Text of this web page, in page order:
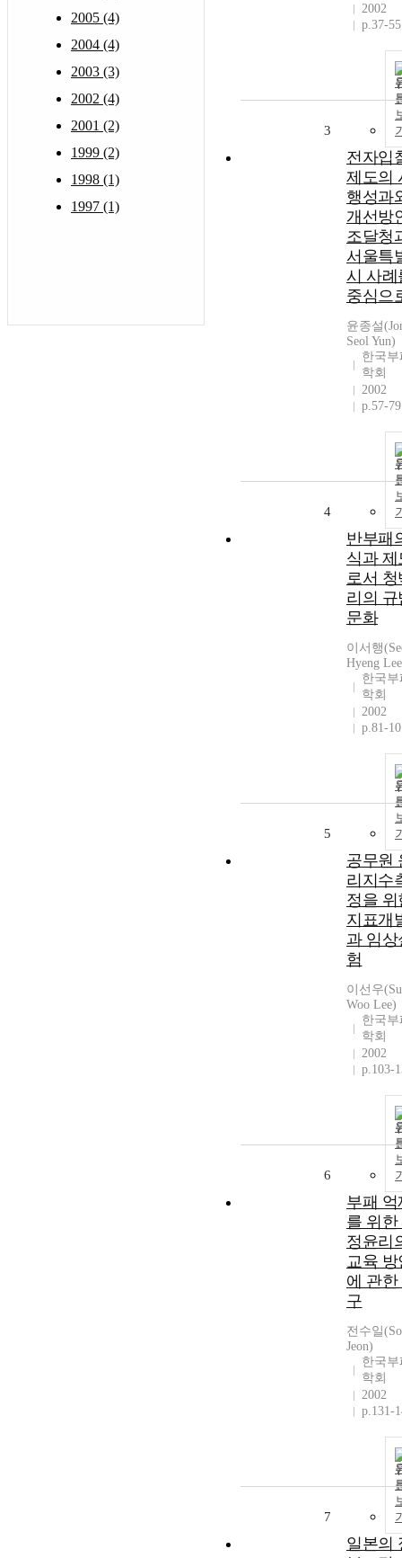
2005 (4)
2004 (4)
2003 (3)
2002 (4)
2001 (2)
1999 (2)
1998 (1)
1997 (1)
2002
p.37-55
3
전자입
제도의
행성과
개선방
조달청
서울특
시 사례
중심으
윤종설
Seol Yun)
한국부
학회
2002
p.57-79
4
반부패
식과 제
로서 청
리의 규
문화
이서행
Hyeng
한국부
학회
2002
p.81-
5
공무원
리지수
정을 위
지표개
과 임상
험
이선우
Woo Lee)
한국부
학회
2002
p.103-
6
부패 억
를 위한
정윤리
교육 방
에 관한
구
전수일
Jeon)
한국부
학회
2002
p.131-
7
일본의